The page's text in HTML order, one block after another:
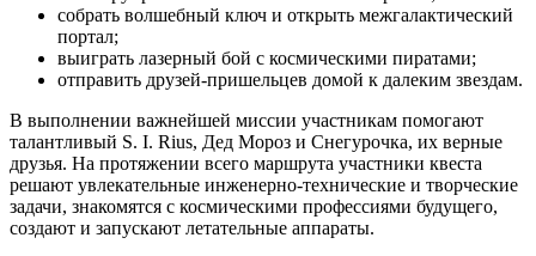
собрать волшебный ключ и открыть межгалактический
портал;
выиграть лазерный бой с космическими пиратами;
отправить друзей-пришельцев домой к далеким звездам.
В выполнении важнейшей миссии участникам помогают
талантливый S. I. Rius, Дед Мороз и Снегурочка, их верные
друзья. На протяжении всего маршрута участники квеста
решают увлекательные инженерно-технические и творческие
задачи, знакомятся с космическими профессиями будущего,
создают и запускают летательные аппараты.